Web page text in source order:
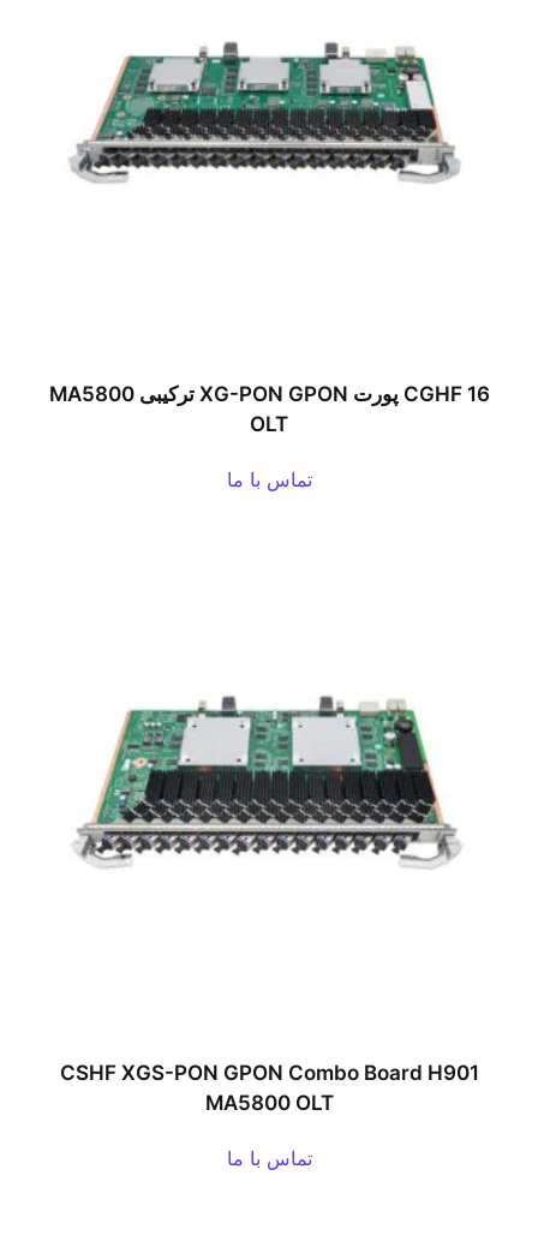
CGHF 16 پورت XG-PON GPON ترکیبی MA5800
OLT
تماس با ما
CSHF XGS-PON GPON Combo Board H901
MA5800 OLT
تماس با ما